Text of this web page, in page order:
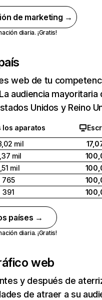
de marketing →
diaria. ¡Gratis!
web de tu
audiencia mayoritaria
Unidos y Reino
los aparatos
mil
mil
mil
765
391
países →
diaria. ¡Gratis!
web
y después de
de atraer a su